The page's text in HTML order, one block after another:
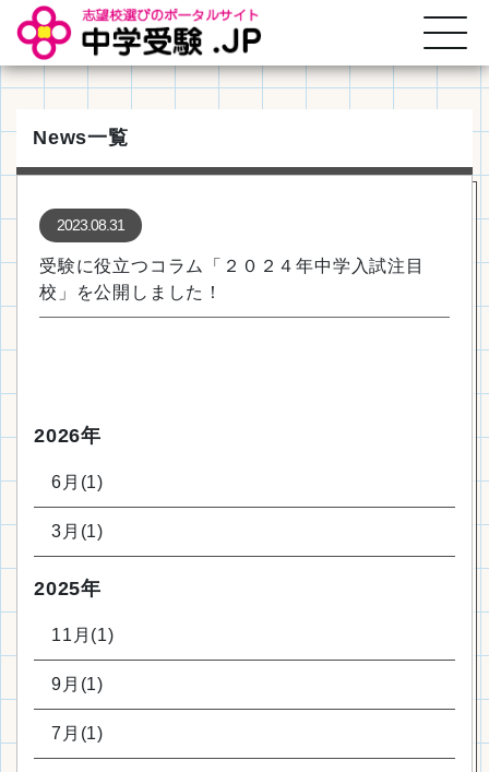
News一覧
2023.08.31
受験に役立つコラム「２０２４年中学入試注目
校」を公開しました！
2026年
6月(1)
3月(1)
2025年
11月(1)
9月(1)
7月(1)